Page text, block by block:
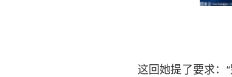
这回她提了要求：